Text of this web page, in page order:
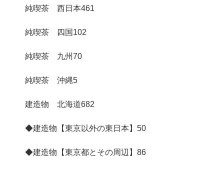
純喫茶 西日本461
純喫茶 四国 102
純喫茶 九州70
純喫茶 沖縄5
建造物 北海道682
◆建造物【東京以外の東日本】 50
◆建造物【東京都とその周辺】 86